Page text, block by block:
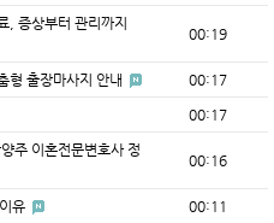
, 증상부터 관리까지
00:19
형 출장마사지 안내 00:17
00:17
주 이혼전문변호사 정
00:16
유 00:11